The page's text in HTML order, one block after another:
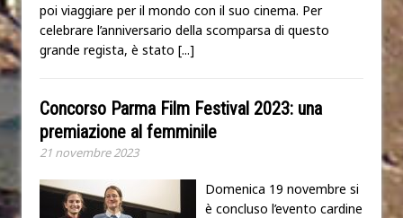
poi viaggiare per il mondo con il suo cinema. Per
celebrare l’anniversario della scomparsa di questo
grande regista, è stato [...]
Concorso Parma Film Festival 2023: una
premiazione al femminile
21 novembre 2023
Domenica 19 novembre si
è concluso l’evento cardine